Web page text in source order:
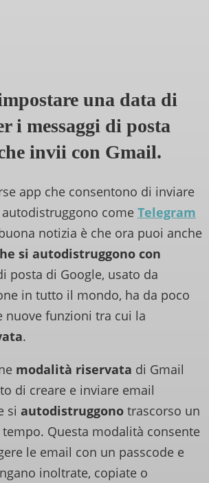
una data di
i messaggi di posta
invii con Gmail.
app che consentono di inviare
come Telegram
notizia è che ora puoi anche
si autodistruggono con
posta di Google, usato da
in tutto il mondo, ha da poco
nuove funzioni tra cui la
.
modalità riservata di Gmail
di creare e inviare email
si autodistruggono trascorso un
Questa modalità consente
le email con un passcode e
inoltrate, copiate o